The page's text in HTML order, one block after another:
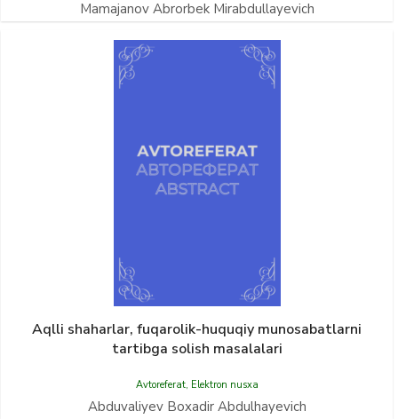
Mamajanov Abrorbek Mirabdullayevich
Aqlli shaharlar, fuqarolik-huquqiy munosabatlarni
tartibga solish masalalari
Avtoreferat, Elektron nusxa
Abduvaliyev Boxadir Abdulhayevich